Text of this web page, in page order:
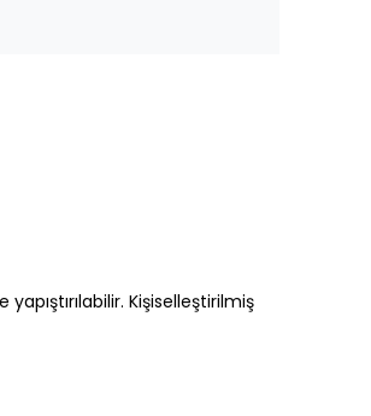
Kişiselleştirilmiş